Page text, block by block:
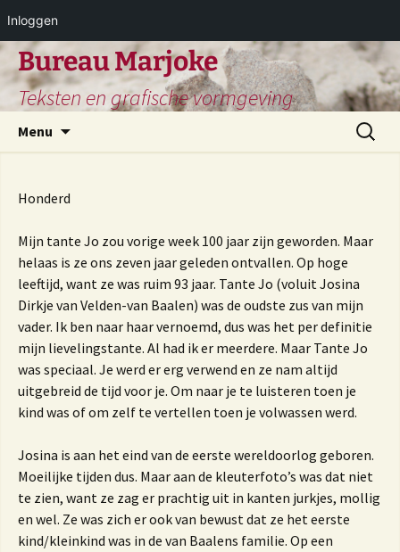
Inloggen
Ga
naar
inhoud
Bureau Marjoke
Teksten en grafische vormgeving
Menu
Zoeken
naar:
Honderd
Mijn tante Jo zou vorige week 100 jaar zijn geworden. Maar
helaas is ze ons zeven jaar geleden ontvallen. Op hoge
leeftijd, want ze was ruim 93 jaar. Tante Jo (voluit Josina
Dirkje van Velden-van Baalen) was de oudste zus van mijn
vader. Ik ben naar haar vernoemd, dus was het per definitie
mijn lievelingstante. Al had ik er meerdere. Maar Tante Jo
was speciaal. Je werd er erg verwend en ze nam altijd
uitgebreid de tijd voor je. Om naar je te luisteren toen je
kind was of om zelf te vertellen toen je volwassen werd.
Josina is aan het eind van de eerste wereldoorlog geboren.
Moeilijke tijden dus. Maar aan de kleuterfoto’s was dat niet
te zien, want ze zag er prachtig uit in kanten jurkjes, mollig
en wel. Ze was zich er ook van bewust dat ze het eerste
kind/kleinkind was in de van Baalens familie. Op een